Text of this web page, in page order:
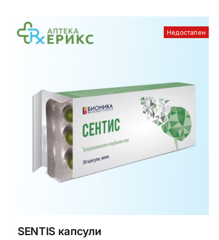
Недостапен
SENTIS капсули